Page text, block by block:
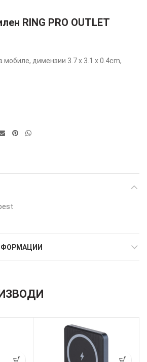
RING PRO OUTLET
димензии 3.7 x 3.1 x 0.4cm,